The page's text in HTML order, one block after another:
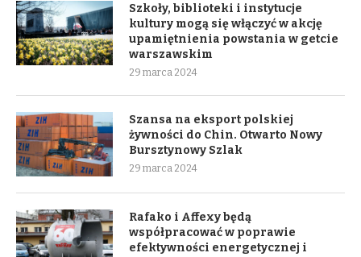
Szkoły, biblioteki i instytucje
kultury mogą się włączyć w akcję
upamiętnienia powstania w getcie
warszawskim
29 marca 2024
Szansa na eksport polskiej
żywności do Chin. Otwarto Nowy
Bursztynowy Szlak
29 marca 2024
Rafako i Affexy będą
współpracować w poprawie
efektywności energetycznej i